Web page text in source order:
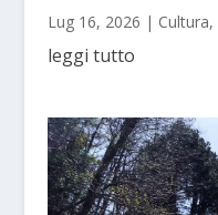
Lug 16, 2026 | Cultura,
leggi tutto